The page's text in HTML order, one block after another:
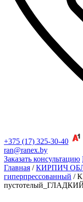
+375 (17) 325-30-40
ran@ranex.by
Заказать консультацию
Главная /КИРПИЧ
гиперпрессованный /